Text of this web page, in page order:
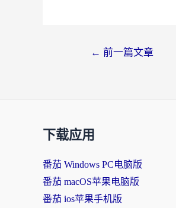
← 前一篇文章
下载应用
番茄 Windows PC电脑版
番茄 macOS苹果电脑版
番茄 ios苹果手机版